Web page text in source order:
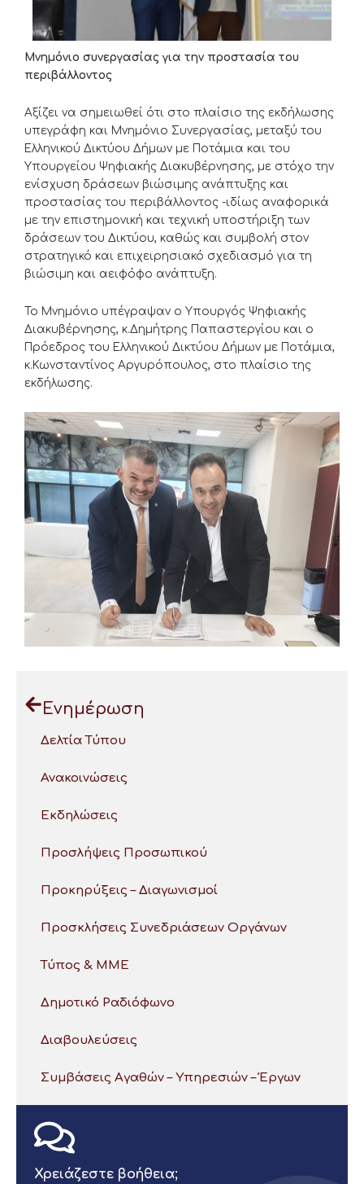
Μνημόνιο συνεργασίας για την προστασία του
περιβάλλοντος
Αξίζει να σημειωθεί ότι στο πλαίσιο της εκδήλωσης
υπεγράφη και Μνημόνιο Συνεργασίας, μεταξύ του
Ελληνικού Δικτύου Δήμων με Ποτάμια και του
Υπουργείου Ψηφιακής Διακυβέρνησης, με στόχο την
ενίσχυση δράσεων βιώσιμης ανάπτυξης και
προστασίας του περιβάλλοντος -ιδίως αναφορικά
με την επιστημονική και τεχνική υποστήριξη των
δράσεων του Δικτύου, καθώς και συμβολή στον
στρατηγικό και επιχειρησιακό σχεδιασμό για τη
βιώσιμη και αειφόφο ανάπτυξη.
Το Μνημόνιο υπέγραψαν ο Υπουργός Ψηφιακής
Διακυβέρνησης, κ.Δημήτρης Παπαστεργίου και ο
Πρόεδρος του Ελληνικού Δικτύου Δήμων με Ποτάμια,
κ.Κωνσταντίνος Αργυρόπουλος, στο πλαίσιο της
εκδήλωσης.
Ενημέρωση
Δελτία Τύπου
Ανακοινώσεις
Εκδηλώσεις
Προσλήψεις Προσωπικού
Προκηρύξεις – Διαγωνισμοί
Προσκλήσεις Συνεδριάσεων Οργάνων
Τύπος & ΜΜΕ
Δημοτικό Ραδιόφωνο
Διαβουλεύσεις
Συμβάσεις Αγαθών – Υπηρεσιών – Έργων
Χρειάζεστε βοήθεια;